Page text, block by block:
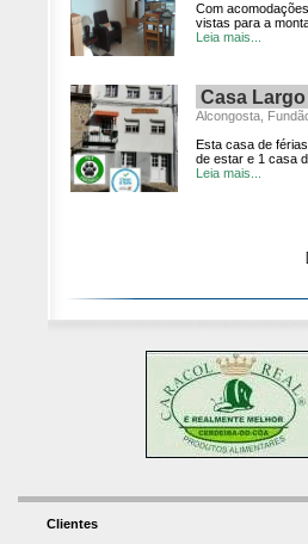
Com
vistas para a
Leia mais...
Casa
Alcongosta,
Esta casa de
de estar e 1 casa
Leia mais...
Clientes